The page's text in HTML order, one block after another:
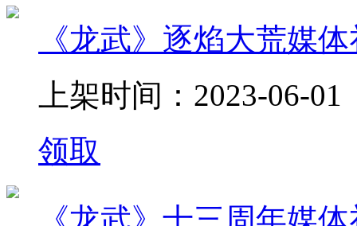
《龙武》逐焰大荒媒
上架时间：2023-06-01
领取
《龙武》十三周年媒